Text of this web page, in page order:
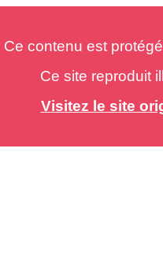
contenu est
Ce site reproduit
Visitez le site